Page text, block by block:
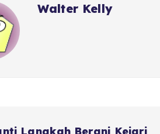
Walter Kelly
Langkah Berani Kejari